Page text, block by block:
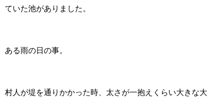
ていた池がありました。
ある雨の日の事。
村人が堤を通りかかった時、太さが一抱えくらい大きな大